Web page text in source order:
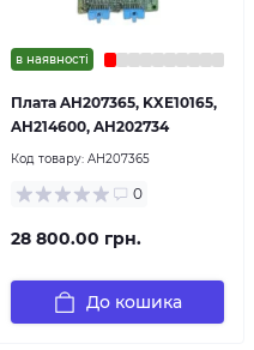
в наявності
Плата AH207365, KXE10165,
AH214600, AH202734
Код товару: AH207365
0
28 800.00 грн.
До кошика